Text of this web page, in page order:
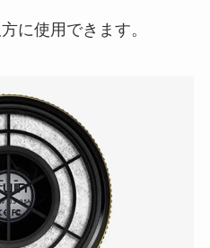
に使用できます。